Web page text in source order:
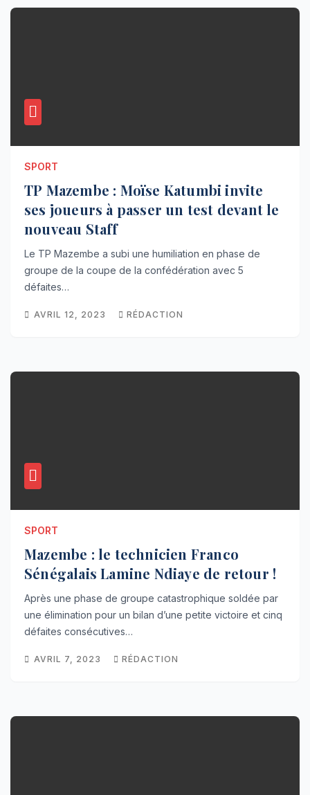
SPORT
TP Mazembe : Moïse Katumbi invite
ses joueurs à passer un test devant le
nouveau Staff
Le TP Mazembe a subi une humiliation en phase de
groupe de la coupe de la confédération avec 5
défaites…
AVRIL 12, 2023 RÉDACTION
SPORT
Mazembe : le technicien Franco
Sénégalais Lamine Ndiaye de retour !
Après une phase de groupe catastrophique soldée par
une élimination pour un bilan d’une petite victoire et cinq
défaites consécutives…
AVRIL 7, 2023 RÉDACTION